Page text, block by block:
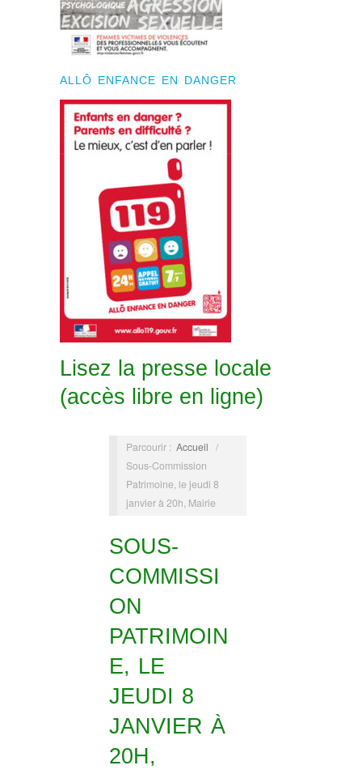
ALLÔ ENFANCE EN DANGER
Lisez la presse locale
(accès libre en ligne)
Parcourir : Accueil /
Sous-Commission
Patrimoine, le jeudi 8
janvier à 20h, Mairie
SOUS-
COMMISSI
ON
PATRIMOIN
E, LE
JEUDI 8
JANVIER À
20H,